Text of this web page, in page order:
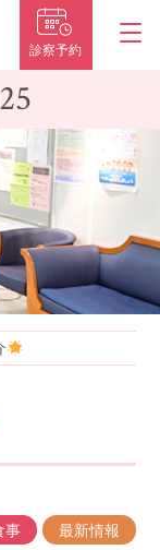
診察予約
事 最新情報